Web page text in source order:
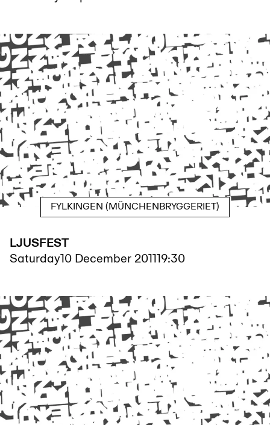
FYLKINGEN (MÜNCHENBRYGGERIET)
LJUSFEST
Saturday10 December 201119:30